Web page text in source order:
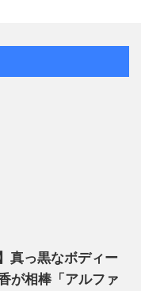
真っ黒なボディー
が相棒「アルファ